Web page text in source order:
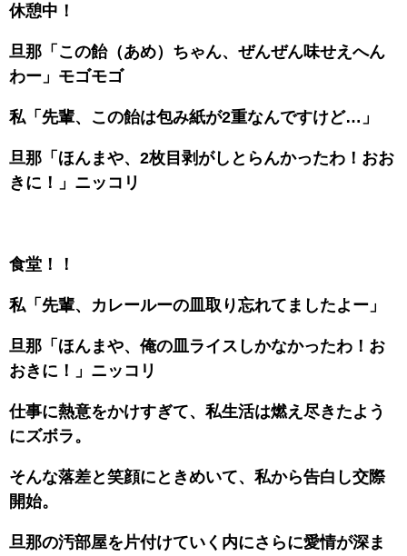
休憩中！
旦那「この飴（あめ）ちゃん、ぜんぜん味せえへん
わー」モゴモゴ
私「先輩、この飴は包み紙が2重なんですけど…」
旦那「ほんまや、2枚目剥がしとらんかったわ！おお
きに！」ニッコリ
食堂！！
私「先輩、カレールーの皿取り忘れてましたよー」
旦那「ほんまや、俺の皿ライスしかなかったわ！お
おきに！」ニッコリ
仕事に熱意をかけすぎて、私生活は燃え尽きたよう
にズボラ。
そんな落差と笑顔にときめいて、私から告白し交際
開始。
旦那の汚部屋を片付けていく内にさらに愛情が深ま